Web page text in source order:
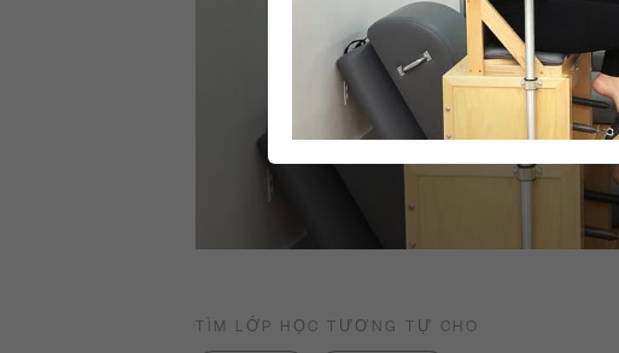
TÌM LỚP HỌC TƯƠNG TỰ CHO